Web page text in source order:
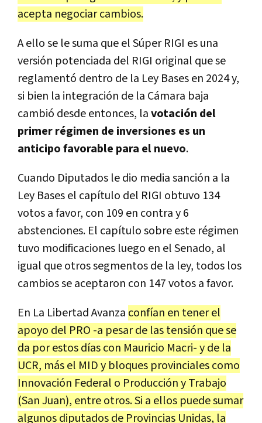
acepta negociar cambios.
A ello se le suma que el Súper RIGI es una
versión potenciada del RIGI original que se
reglamentó dentro de la Ley Bases en 2024 y,
si bien la integración de la Cámara baja
cambió desde entonces, lavotación del
primer régimen de inversiones es un
anticipo favorable para el nuevo.
Cuando Diputados le dio media sanción a la
Ley Bases el capítulo del RIGI obtuvo 134
votos a favor, con 109 en contra y 6
abstenciones. El capítulo sobre este régimen
tuvo modificaciones luego en el Senado, al
igual que otros segmentos de la ley, todos los
cambios se aceptaron con 147 votos a favor.
En La Libertad Avanza confían en tener el
apoyo del PRO -a pesar de las tensión que se
da por estos días con Mauricio Macri- y de la
UCR, más el MID y bloques provinciales como
Innovación Federal o Producción y Trabajo
(San Juan), entre otros. Si a ellos puede sumar
algunos diputados de Provincias Unidas, la